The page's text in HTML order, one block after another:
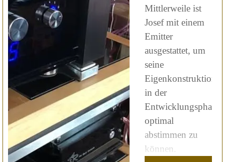
Mittlerweile ist
Josef mit einem
Emitter
ausgestattet, um
seine
Eigenkonstruktionen
in der
Entwicklungsphase
optimal
abstimmen zu
können.